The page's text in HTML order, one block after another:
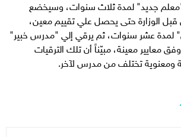
جديد" لمدة ثلاث سنوات، وسيخضع
قبل الوزارة حتى يحصل علي تقييم معين،
عشر سنوات، ثم يرقي إلي "مدرس خبير"
معايير معينة، مبيّناً أن تلك الترقيات
ومعنوية تختلف من مدرس لآخر.